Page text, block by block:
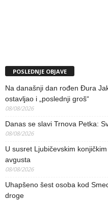
POSLEDNJE OBJAVE
Na današnji dan rođen Đura
ostavljao i „poslednji groš“
08/08/2026
Danas se slavi Trnova Petka:
08/08/2026
U susret Ljubičevskim
avgusta
08/08/2026
Uhapšeno šest osoba kod
droge